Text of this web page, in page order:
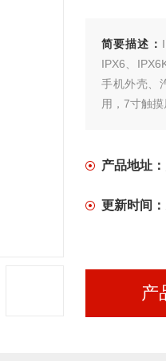
简要描述：
IPX6、
手机外壳、
用，7寸触
产品地址：
更新时间：
产